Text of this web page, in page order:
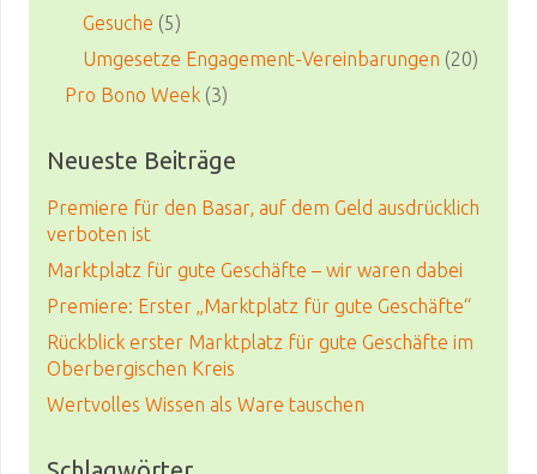
Gesuche (5)
Umgesetze Engagement-Vereinbarungen (20)
Pro Bono Week (3)
Neueste Beiträge
Premiere für den Basar, auf dem Geld ausdrücklich
verboten ist
Marktplatz für gute Geschäfte – wir waren dabei
Premiere: Erster „Marktplatz für gute Geschäfte“
Rückblick erster Marktplatz für gute Geschäfte im
Oberbergischen Kreis
Wertvolles Wissen als Ware tauschen